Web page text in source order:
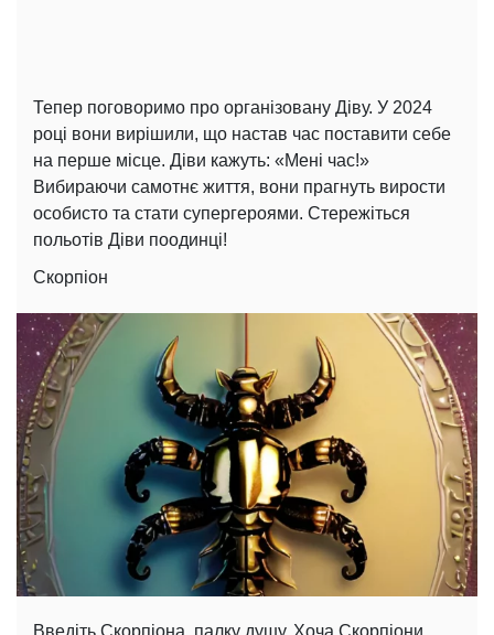
Тепер поговоримо про організовану Діву. У 2024
році вони вирішили, що настав час поставити себе
на перше місце. Діви кажуть: «Мені час!»
Вибираючи самотнє життя, вони прагнуть вирости
особисто та стати супергероями. Стережіться
польотів Діви поодинці!
Скорпіон
Введіть Скорпіона, палку душу. Хоча Скорпіони